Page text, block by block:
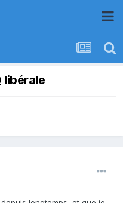
libérale